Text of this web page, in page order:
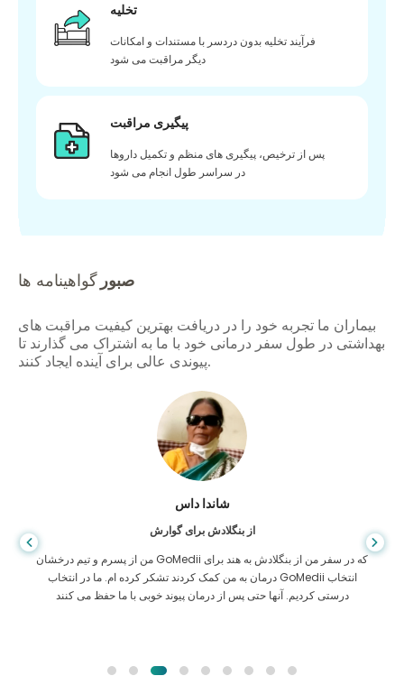
تخلیه
فرآیند تخلیه بدون دردسر با مستندات و امکانات
دیگر مراقبت می شود
پیگیری مراقبت
پس از ترخیص، پیگیری های منظم و تکمیل داروها
در سراسر طول انجام می شود
صبور گواهینامه ها
بیماران ما تجربه خود را در دریافت بهترین کیفیت مراقبت های
بهداشتی در طول سفر درمانی خود با ما به اشتراک می گذارند تا
پیوندی عالی برای آینده ایجاد کنند.
شاندا داس
از بنگلادش برای گوارش
من از پسرم و تیم درخشان GoMedii که در سفر من از بنگلادش به هند برای
درمان به من کمک کردند تشکر کرده ام. ما در انتخاب GoMedii انتخاب
درستی کردیم. آنها حتی پس از درمان پیوند خوبی با ما حفظ می کنند